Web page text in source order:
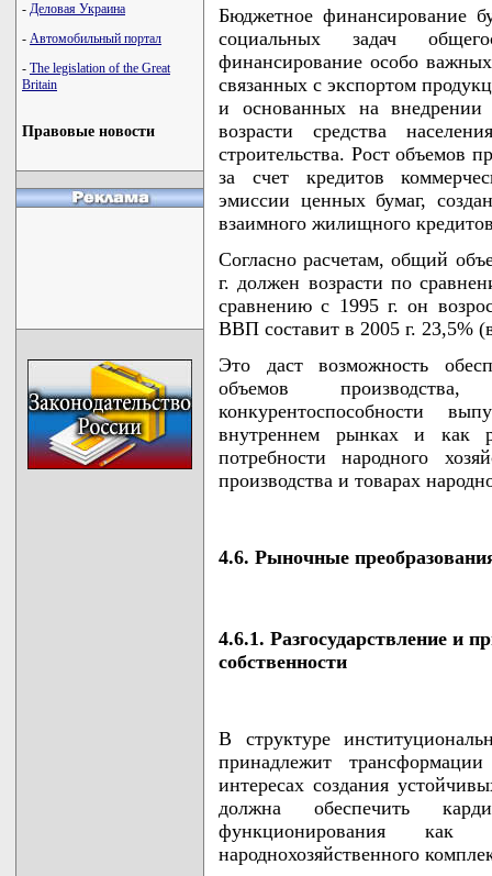
- Деловая Украина
- Автомобильный портал
- The legislation of the Great
Britain
Правовые новости
Бюджетное финансирование
социальных задач
финансирование особо
связанных с экспортом
и основанных на
возрасти средства
строительства. Рост объемов
за счет кредитов
эмиссии ценных бумаг,
взаимного жилищного
Согласно расчетам, общий
г. должен возрасти по
сравнению с 1995 г. он
ВВП составит в 2005 г. 23,5%
Это даст возможность
объемов
конкурентоспособности
внутреннем рынках и как
потребности народного
производства и товарах
4.6. Рыночные
4.6.1. Разгосударствление и
собственности
В структуре
принадлежит
интересах создания
должна обеспечить
функционирования
народнохозяйственного